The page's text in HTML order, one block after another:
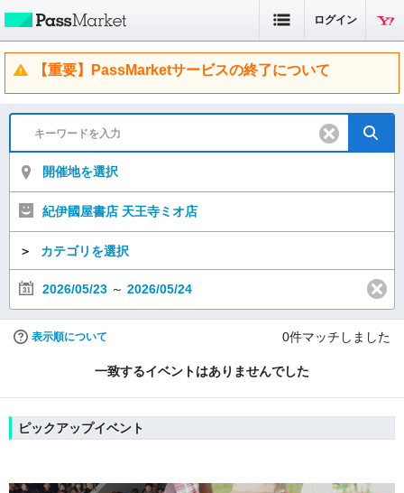
ログイン
【重要】PassMarketサービスの終了について
開催地を選択
紀伊國屋書店 天王寺ミオ店
＞ カテゴリを選択
2026/05/23 ～ 2026/05/24
表示順について 0件マッチしました
一致するイベントはありませんでした
ピックアップイベント